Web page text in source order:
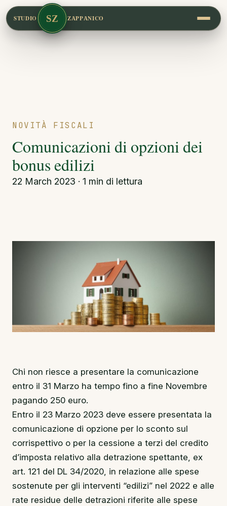
STUDIO SZ ZAPPANICO
NOVITÀ FISCALI
Comunicazioni di opzioni dei
bonus edilizi
22 March 2023 · 1 min di lettura
Chi non riesce a presentare la comunicazione
entro il 31 Marzo ha tempo fino a fine Novembre
pagando 250 euro.
Entro il 23 Marzo 2023 deve essere presentata la
comunicazione di opzione per lo sconto sul
corrispettivo o per la cessione a terzi del credito
d’imposta relativo alla detrazione spettante, ex
art. 121 del DL 34/2020, in relazione alle spese
sostenute per gli interventi “edilizi” nel 2022 e alle
rate residue delle detrazioni riferite alle spese